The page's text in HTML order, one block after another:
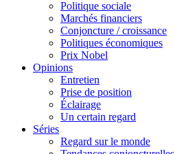
Politique sociale
Marchés financiers
Conjoncture / croissance
Politiques économiques
Prix Nobel
Opinions
Entretien
Prise de position
Éclairage
Un certain regard
Séries
Regard sur le monde